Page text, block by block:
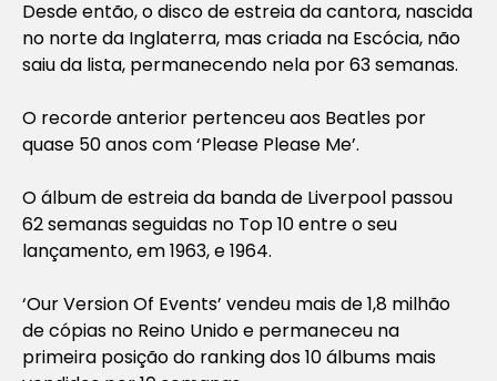
Desde então, o disco de estreia da cantora, nascida
no norte da Inglaterra, mas criada na Escócia, não
saiu da lista, permanecendo nela por 63 semanas.
O recorde anterior pertenceu aos Beatles por
quase 50 anos com ‘Please Please Me’.
O álbum de estreia da banda de Liverpool passou
62 semanas seguidas no Top 10 entre o seu
lançamento, em 1963, e 1964.
‘Our Version Of Events’ vendeu mais de 1,8 milhão
de cópias no Reino Unido e permaneceu na
primeira posição do ranking dos 10 álbums mais